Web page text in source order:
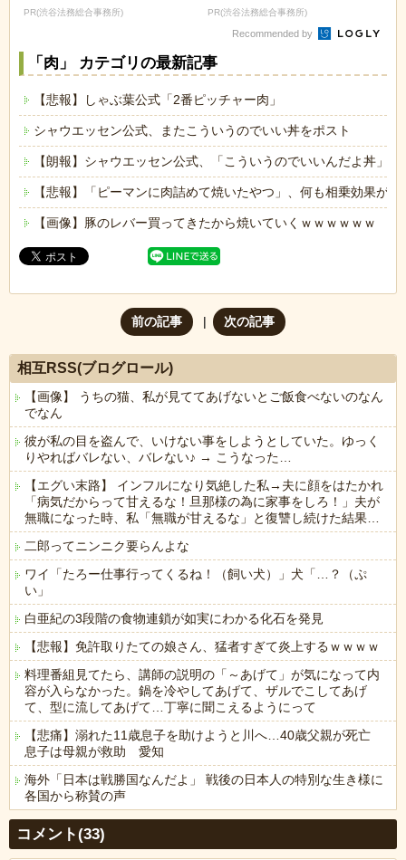
減額してから返済...
PR(渋谷法務総合事務所)
減額してから返済...
PR(渋谷法務総合事務所)
Recommended by
「肉」 カテゴリの最新記事
【悲報】しゃぶ葉公式「2番ピッチャー肉」
シャウエッセン公式、またこういうのでいい丼をポスト
【朗報】シャウエッセン公式、「こういうのでいいんだよ丼」
【悲報】「ピーマンに肉詰めて焼いたやつ」、何も相乗効果が無
【画像】豚のレバー買ってきたから焼いていくｗｗｗｗｗｗ
前の記事 次の記事
相互RSS(ブログロール)
【画像】 うちの猫、私が見ててあげないとご飯食べないのなん
でなん
彼が私の目を盗んで、いけない事をしようとしていた。ゆっく
りやればバレない、バレない♪ → こうなった…
【エグい末路】 インフルになり気絶した私→夫に顔をはたかれ
「病気だからって甘えるな！旦那様の為に家事をしろ！」夫が
無職になった時、私「無職が甘えるな」と復讐し続けた結果…
二郎ってニンニク要らんよな
ワイ「たろー仕事行ってくるね！（飼い犬）」犬「…？（ぷ
い」
白亜紀の3段階の食物連鎖が如実にわかる化石を発見
【悲報】免許取りたての娘さん、猛者すぎて炎上するｗｗｗｗ
料理番組見てたら、講師の説明の「～あげて」が気になって内
容が入らなかった。鍋を冷やしてあげて、ザルでこしてあげ
て、型に流してあげて…丁寧に聞こえるようにって
【悲痛】溺れた11歳息子を助けようと川へ…40歳父親が死亡
息子は母親が救助 愛知
海外「日本は戦勝国なんだよ」 戦後の日本人の特別な生き様に
各国から称賛の声
Powered by livedoor 相互RSS
コメント(33)